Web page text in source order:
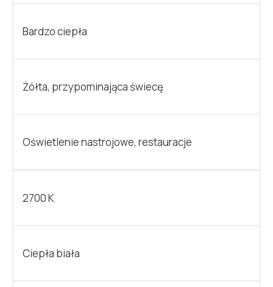
Bardzo ciepła
Żółta, przypominająca świecę
Oświetlenie nastrojowe, restauracje
2700 K
Ciepła biała